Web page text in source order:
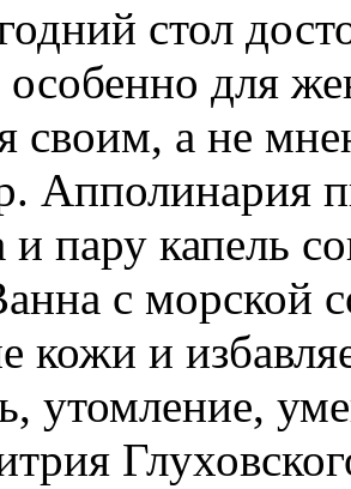
стол
для
своим, а не
Апполинария
и пару капель
с морской
кожи и
утомление,